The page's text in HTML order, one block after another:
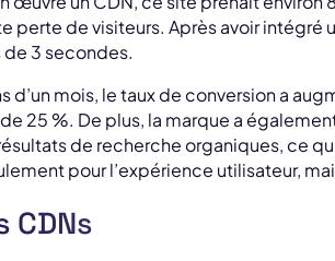
perte de visiteurs. Après avoir intégré
3 secondes.
d’un mois, le taux de conversion a
25 %. De plus, la marque a
de recherche organiques, ce
pour l’expérience utilisateur,
CDNs